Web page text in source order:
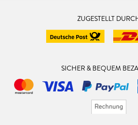
ZUGESTELLT
SICHER & BEQUEM